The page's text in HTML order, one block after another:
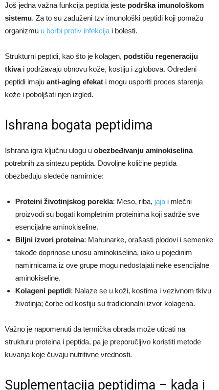
Još jedna važna funkcija peptida jeste podrška imunološkom
sistemu. Za to su zaduženi tzv imunološki peptidi koji pomažu
organizmu u borbi protiv infekcija i bolesti.​
Strukturni peptidi, kao što je kolagen, podstiču regeneraciju
tkivai podržavaju obnovu kože, kostiju i zglobova. Određeni
peptidi imaju anti-aging efekat i mogu usporiti proces starenja
kože i poboljšati njen izgled.
Ishrana bogata peptidima
Ishrana igra ključnu ulogu u obezbeđivanju aminokiselina
potrebnih za sintezu peptida. Dovoljne količine peptida
obezbeđuju sledeće namirnice:​
Proteini životinjskog porekla: Meso, riba, jaja i mlečni
proizvodi su bogati kompletnim proteinima koji sadrže sve
esencijalne aminokiseline.​
Biljni izvori proteina: Mahunarke, orašasti plodovi i semenke
takođe doprinose unosu aminokiselina, iako u pojedinim
namirnicama iz ove grupe mogu nedostajati neke esencijalne
aminokiseline.​
Kolageni peptidi: Nalaze se u koži, kostima i vezivnom tkivu
životinja; čorbe od kostiju su tradicionalni izvor kolagena.​
Važno je napomenuti da termička obrada može uticati na
strukturu proteina i peptida, pa je preporučljivo koristiti metode
kuvanja koje čuvaju nutritivne vrednosti.​
Suplementacija peptidima – kada i